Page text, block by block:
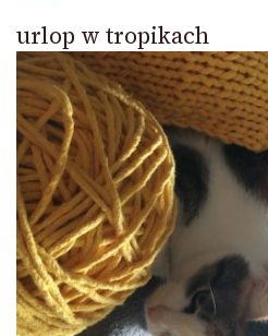
urlop w tropikach